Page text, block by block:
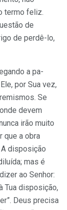
termo feliz.
de
de perdê-lo,
a pa­
por Sua vez,
Se
devem
irão muito
que a obra
dis­posição
mas é
ao Senhor:
Tua disposição,
Deus precisa